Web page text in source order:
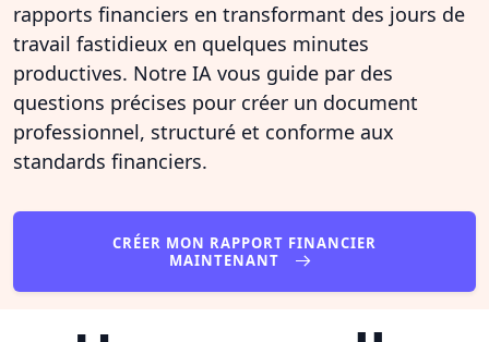
rapports financiers en transformant des jours de
travail fastidieux en quelques minutes
productives. Notre IA vous guide par des
questions précises pour créer un document
professionnel, structuré et conforme aux
standards financiers.
CRÉER MON RAPPORT FINANCIER
MAINTENANT